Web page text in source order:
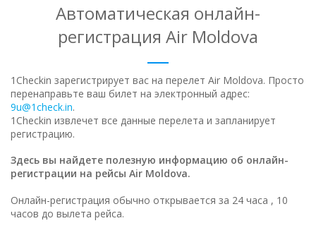
Автоматическая онлайн-
регистрация Air Moldova
1Checkin зарегистрирует вас на перелет Air Moldova. Просто
перенаправьте ваш билет на электронный адрес:
9u@1check.in.
1Checkin извлечет все данные перелета и запланирует
регистрацию.
Здесь вы найдете полезную информацию об онлайн-
регистрации на рейсы Air Moldova.
Онлайн-регистрация обычно открывается за 24 часа , 10
часов до вылета рейса.